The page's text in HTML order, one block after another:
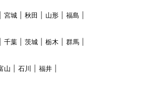
宮城 秋田 山形
福島
千葉 茨城 栃木
群馬
山 石川
福井